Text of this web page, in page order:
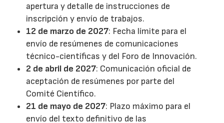
apertura y detalle de instrucciones de
inscripción y envío de trabajos.
12 de marzo de 2027: Fecha límite para el
envío de resúmenes de comunicaciones
técnico-científicas y del Foro de Innovación.
2 de abril de 2027: Comunicación oficial de
aceptación de resúmenes por parte del
Comité Científico.
21 de mayo de 2027: Plazo máximo para el
envío del texto definitivo de las